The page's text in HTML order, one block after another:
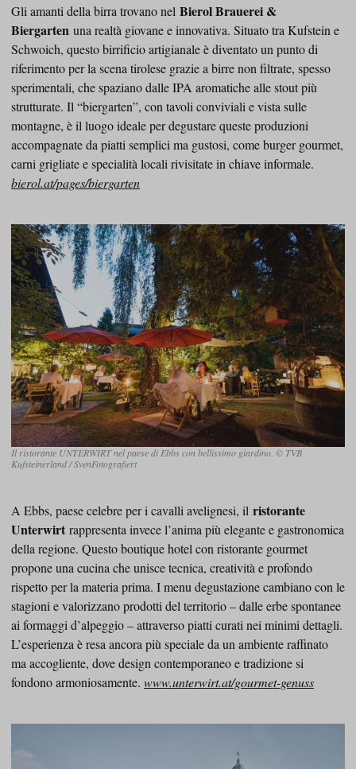
Gli amanti della birra trovano nel Bierol Brauerei &
Biergarten una realtà giovane e innovativa. Situato tra Kufstein e
Schwoich, questo birrificio artigianale è diventato un punto di
riferimento per la scena tirolese grazie a birre non filtrate, spesso
sperimentali, che spaziano dalle IPA aromatiche alle stout più
strutturate. Il “biergarten”, con tavoli conviviali e vista sulle
montagne, è il luogo ideale per degustare queste produzioni
accompagnate da piatti semplici ma gustosi, come burger gourmet,
carni grigliate e specialità locali rivisitate in chiave informale.
bierol.at/pages/biergarten
Il ristorante UNTERWIRT nel paese di Ebbs con bellissimo giardino. © TVB
Kufsteinerland / SvenFotografiert
A Ebbs, paese celebre per i cavalli avelignesi, il ristorante
Unterwirt rappresenta invece l’anima più elegante e gastronomica
della regione. Questo boutique hotel con ristorante gourmet
propone una cucina che unisce tecnica, creatività e profondo
rispetto per la materia prima. I menu degustazione cambiano con le
stagioni e valorizzano prodotti del territorio – dalle erbe spontanee
ai formaggi d’alpeggio – attraverso piatti curati nei minimi dettagli.
L’esperienza è resa ancora più speciale da un ambiente raffinato
ma accogliente, dove design contemporaneo e tradizione si
fondono armoniosamente. www.unterwirt.at/gourmet-genuss